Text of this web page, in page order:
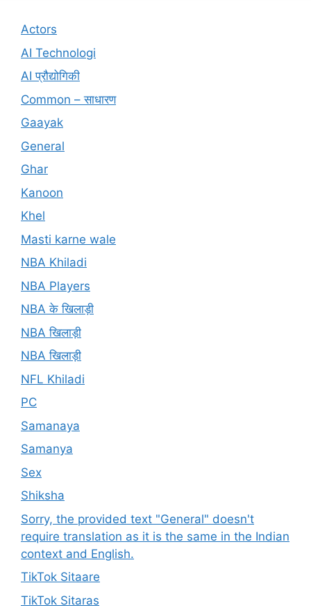
Actors
AI Technologi
AI प्रौद्योगिकी
Common – साधारण
Gaayak
General
Ghar
Kanoon
Khel
Masti karne wale
NBA Khiladi
NBA Players
NBA के खिलाड़ी
NBA खिलाड़ी
NBA खिलाड़ी
NFL Khiladi
PC
Samanaya
Samanya
Sex
Shiksha
Sorry, the provided text "General" doesn't
require translation as it is the same in the Indian
context and English.
TikTok Sitaare
TikTok Sitaras